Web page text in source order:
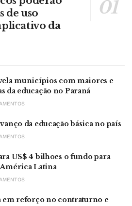
de uso
da
municípios com maiores e
da educação no Paraná
da educação básica no país
US$ 4 bilhões o fundo para
América Latina
em reforço no contraturno e